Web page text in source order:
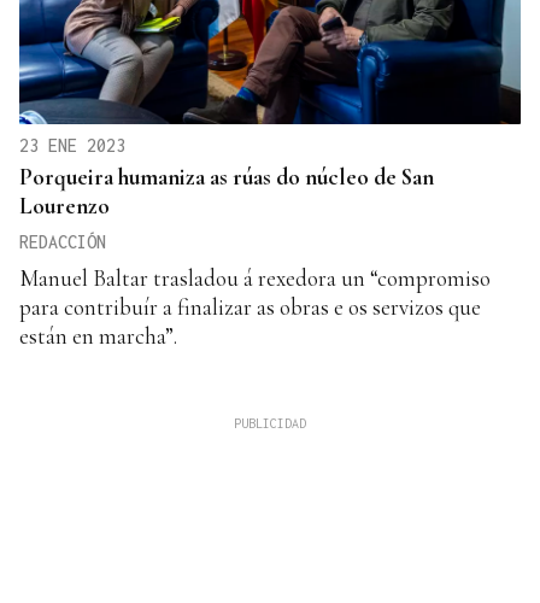
23 ENE 2023
Porqueira humaniza as rúas do núcleo de San
Lourenzo
REDACCIÓN
Manuel Baltar trasladou á rexedora un “compromiso
para contribuír a finalizar as obras e os servizos que
están en marcha”.